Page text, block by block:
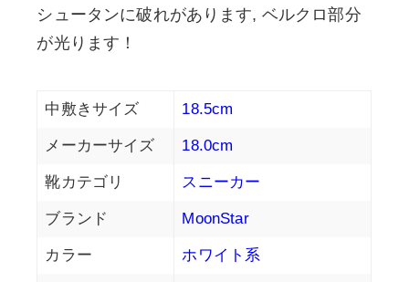
シュータンに破れがあります, ベルクロ部分
が光ります！
中敷きサイズ 18.5cm
メーカーサイズ 18.0cm
靴カテゴリ スニーカー
ブランド MoonStar
カラー ホワイト系